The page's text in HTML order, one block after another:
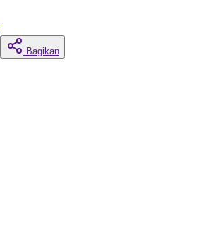
Bagikan